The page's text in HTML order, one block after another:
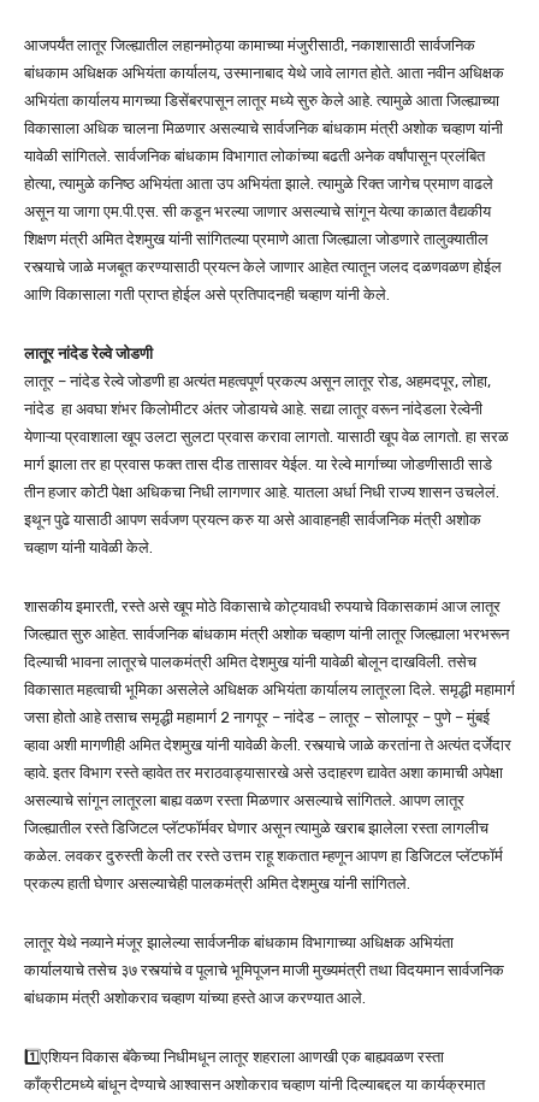
आजपर्यंत लातूर जिल्ह्यातील लहानमोठ्या कामाच्या मंजुरीसाठी, नकाशासाठी सार्वजनिक
बांधकाम अधिक्षक अभियंता कार्यालय, उस्मानाबाद येथे जावे लागत होते. आता नवीन अधिक्षक
अभियंता कार्यालय मागच्या डिसेंबरपासून लातूर मध्ये सुरु केले आहे. त्यामुळे आता जिल्ह्याच्या
विकासाला अधिक चालना मिळणार असल्याचे सार्वजनिक बांधकाम मंत्री अशोक चव्हाण यांनी
यावेळी सांगितले. सार्वजनिक बांधकाम विभागात लोकांच्या बढती अनेक वर्षांपासून प्रलंबित
होत्या, त्यामुळे कनिष्ठ अभियंता आता उप अभियंता झाले. त्यामुळे रिक्त जागेच प्रमाण वाढले
असून या जागा एम.पी.एस. सी कडून भरल्या जाणार असल्याचे सांगून येत्या काळात वैद्यकीय
शिक्षण मंत्री अमित देशमुख यांनी सांगितल्या प्रमाणे आता जिल्ह्याला जोडणारे तालुक्यातील
रस्त्याचे जाळे मजबूत करण्यासाठी प्रयत्न केले जाणार आहेत त्यातून जलद दळणवळण होईल
आणि विकासाला गती प्राप्त होईल असे प्रतिपादनही चव्हाण यांनी केले.
लातूर नांदेड रेल्वे जोडणी
लातूर – नांदेड रेल्वे जोडणी हा अत्यंत महत्वपूर्ण प्रकल्प असून लातूर रोड, अहमदपूर, लोहा,
नांदेड हा अवघा शंभर किलोमीटर अंतर जोडायचे आहे. सद्या लातूर वरून नांदेडला रेल्वेनी
येणाऱ्या प्रवाशाला खूप उलटा सुलटा प्रवास करावा लागतो. यासाठी खूप वेळ लागतो. हा सरळ
मार्ग झाला तर हा प्रवास फक्त तास दीड तासावर येईल. या रेल्वे मार्गाच्या जोडणीसाठी साडे
तीन हजार कोटी पेक्षा अधिकचा निधी लागणार आहे. यातला अर्धा निधी राज्य शासन उचलेलं.
इथून पुढे यासाठी आपण सर्वजण प्रयत्न करु या असे आवाहनही सार्वजनिक मंत्री अशोक
चव्हाण यांनी यावेळी केले.
शासकीय इमारती, रस्ते असे खूप मोठे विकासाचे कोट्यावधी रुपयाचे विकासकामं आज लातूर
जिल्ह्यात सुरु आहेत. सार्वजनिक बांधकाम मंत्री अशोक चव्हाण यांनी लातूर जिल्ह्याला भरभरून
दिल्याची भावना लातूरचे पालकमंत्री अमित देशमुख यांनी यावेळी बोलून दाखविली. तसेच
विकासात महत्वाची भूमिका असलेले अधिक्षक अभियंता कार्यालय लातूरला दिले. समृद्धी महामार्ग
जसा होतो आहे तसाच समृद्धी महामार्ग 2 नागपूर – नांदेड – लातूर – सोलापूर – पुणे – मुंबई
व्हावा अशी मागणीही अमित देशमुख यांनी यावेळी केली. रस्त्याचे जाळे करतांना ते अत्यंत दर्जेदार
व्हावे. इतर विभाग रस्ते व्हावेत तर मराठवाड्यासारखे असे उदाहरण द्यावेत अशा कामाची अपेक्षा
असल्याचे सांगून लातूरला बाह्य वळण रस्ता मिळणार असल्याचे सांगितले. आपण लातूर
जिल्ह्यातील रस्ते डिजिटल प्लॅटफॉर्मवर घेणार असून त्यामुळे खराब झालेला रस्ता लागलीच
कळेल. लवकर दुरुस्ती केली तर रस्ते उत्तम राहू शकतात म्हणून आपण हा डिजिटल प्लॅटफॉर्म
प्रकल्प हाती घेणार असल्याचेही पालकमंत्री अमित देशमुख यांनी सांगितले.
लातूर येथे नव्याने मंजूर झालेल्या सार्वजनीक बांधकाम विभागाच्या अधिक्षक अभियंता
कार्यालयाचे तसेच ३७ रस्त्यांचे व पूलाचे भूमिपूजन माजी मुख्यमंत्री तथा विदयमान सार्वजनिक
बांधकाम मंत्री अशोकराव चव्हाण यांच्या हस्ते आज करण्यात आले.
1️⃣एशियन विकास बॅकेच्या निधीमधून लातूर शहराला आणखी एक बाह्यवळण रस्ता
काँक्रीटमध्ये बांधून देण्याचे आश्वासन अशोकराव चव्हाण यांनी दिल्याबद्दल या कार्यक्रमात